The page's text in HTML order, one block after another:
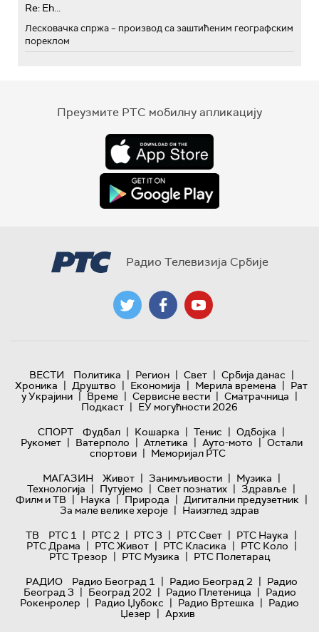
Re: Eh...
Лесковачка спржа – производ са заштићеним географским
пореклом
Преузмите РТС мобилну апликацију
Радио Телевизија Србије
ВЕСТИ Политика | Регион | Свет | Србија данас |
Хроника | Друштво | Економија | Мерила времена | Рат
у Украјини | Време | Сервисне вести | Сматрачница |
Подкаст | ЕУ могућности 2026
СПОРТ
Фудбал | Кошарка | Тенис | Одбојка |
Рукомет | Ватерполо | Атлетика | Ауто-мото | Остали
спортови | Меморијал РТС
МАГАЗИН
Живот | Занимљивости | Музика |
Технологијa | Путујемо | Свет познатих | Здравље |
Филм и ТВ | Наука | Природа | Дигитални предузетник |
За мале велике хероје | Наизглед здрав
ТВ
РТС 1 | РТС 2 | РТС 3 | РТС Свет | РТС Наука |
РТС Драма | РТС Живот | РТС Класика | РТС Коло |
РТС Трезор | РТС Музика | РТС Полетарац
РАДИО
Радио Београд 1 | Радио Београд 2 | Радио
Београд 3 | Београд 202 | Радио Плетеница | Радио
Рокенролер | Радио Џубокс | Радио Вртешка | Радио
Џезер | Архив